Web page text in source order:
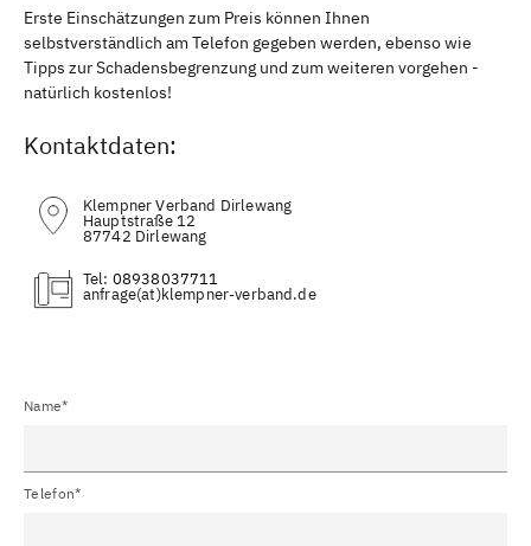
Erste Einschätzungen zum Preis können Ihnen
selbstverständlich am Telefon gegeben werden, ebenso wie
Tipps zur Schadensbegrenzung und zum weiteren vorgehen -
natürlich kostenlos!
Kontaktdaten:
Klempner Verband Dirlewang
Hauptstraße 12
87742 Dirlewang
Tel: 08938037711
(at)
Name*
Telefon*